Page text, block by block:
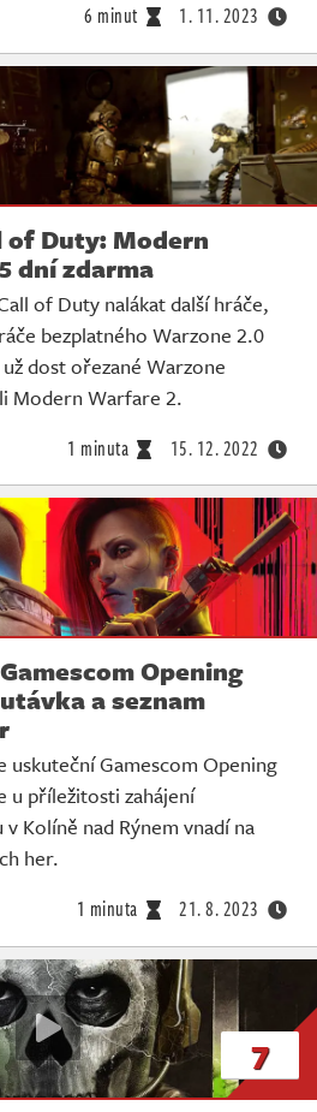
6 minut 1. 11. 2023
Duty: Modern
dní zdarma
of Duty nalákat další hráče,
bezplatného Warzone 2.0
dost ořezané Warzone
Modern Warfare 2.
1 minuta 15. 12. 2022
Opening
a seznam
uskuteční Gamescom Opening
u příležitosti zahájení
Kolíně nad Rýnem vnadí na
her.
1 minuta 21. 8. 2023
7